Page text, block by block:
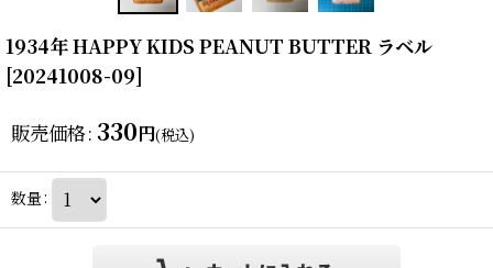
1934年 HAPPY KIDS PEANUT BUTTER ラベル
[20241008-09]
販売価格: 330円(税込)
数量: